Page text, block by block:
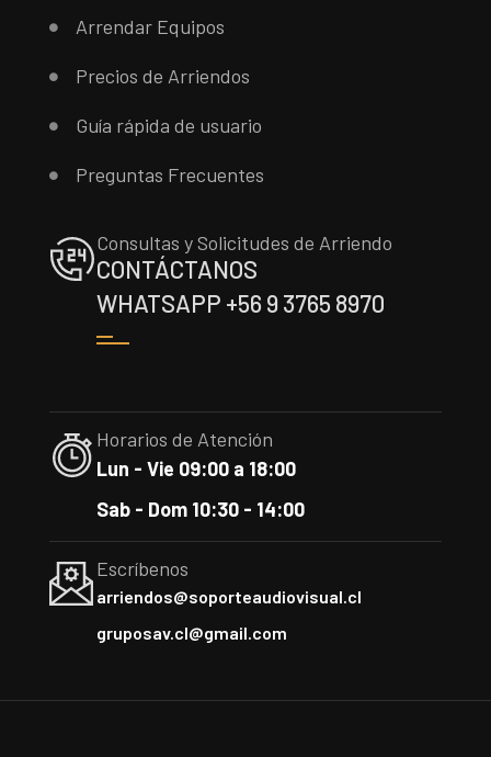
Arrendar Equipos
Precios de Arriendos
Guía rápida de usuario
Preguntas Frecuentes
Consultas y Solicitudes de Arriendo
CONTÁCTANOS
WHATSAPP +56 9 3765 8970
Horarios de Atención
Lun - Vie 09:00 a 18:00
Sab - Dom 10:30 - 14:00
Escríbenos
arriendos@soporteaudiovisual.cl
gruposav.cl@gmail.com